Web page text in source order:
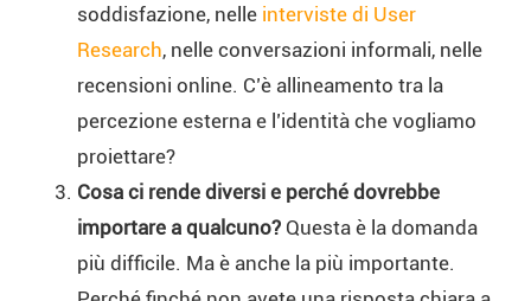
soddisfazione, nelle interviste di User
Research, nelle conversazioni informali, nelle
recensioni online. C’è allineamento tra la
percezione esterna e l’identità che vogliamo
proiettare?
Cosa ci rende diversi e perché dovrebbe
importare a qualcuno? Questa è la domanda
più difficile. Ma è anche la più importante.